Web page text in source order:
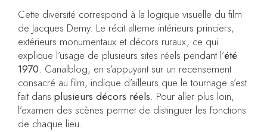
Cette diversité correspond à la logique visuelle du film
de Jacques Demy. Le récit alterne intérieurs princiers,
extérieurs monumentaux et décors ruraux, ce qui
explique l’usage de plusieurs sites réels pendant l’été
1970. Canalblog, en s’appuyant sur un recensement
consacré au film, indique d’ailleurs que le tournage s’est
fait dans plusieurs décors réels. Pour aller plus loin,
l’examen des scènes permet de distinguer les fonctions
de chaque lieu.